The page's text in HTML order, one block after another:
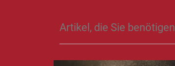
Artikel, die Sie benötigen